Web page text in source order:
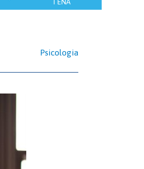
Psicologia